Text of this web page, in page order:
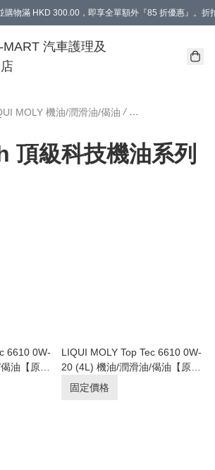
購物滿 HKD 300.00，即享全單額外『85 折優惠』。
400.00，即可獲贈【德國LIQUI MOLY 汽車風口香
MART 汽車護理及
MOLY 機油/潤滑油/偈油 / Top Tech 頂級科
頂級科技機油系列
6610 0W-
油【原裝
LIQUI MOLY Top Tec 6610 0W-
20 (4L) 機油/潤滑油/偈油【原裝
行貨】
固定價格